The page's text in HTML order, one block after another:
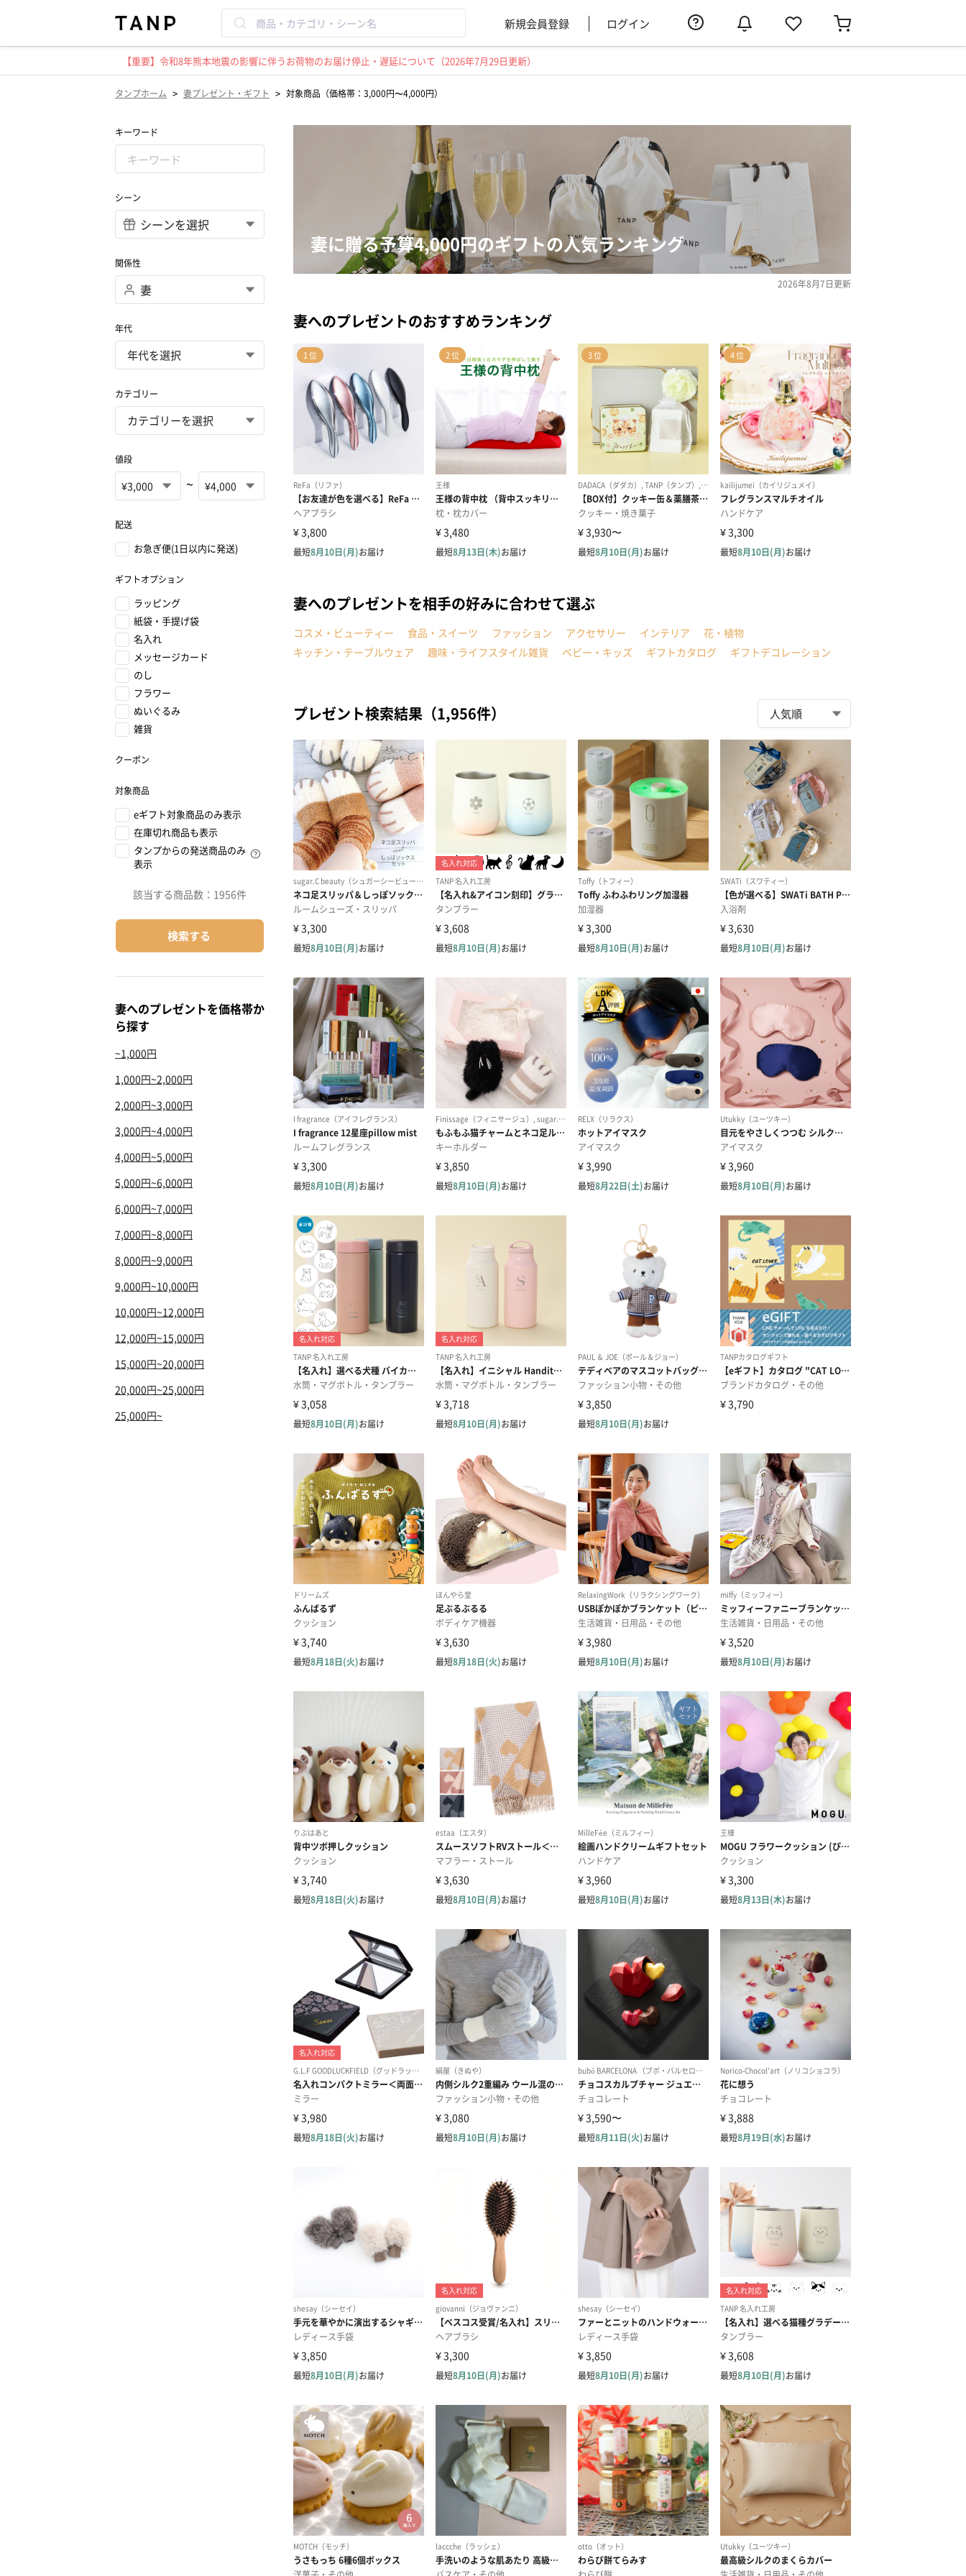
新規会員登録 ログイン
【重要】令和8年熊本地震の影響に伴うお荷物のお届け停止・遅延について（2026年7月29日更新）
タンプホーム > 妻プレゼント・ギフト > 対象商品（価格帯：3,000円〜4,000円）
キーワード
シーン
関係性
年代
カテゴリー
値段
~
配送
お急ぎ便(1日以内に発送)
ギフトオプション
ラッピング
紙袋・手提げ袋
名入れ
メッセージカード
のし
フラワー
ぬいぐるみ
雑貨
クーポン
対象商品
eギフト対象商品のみ表示
在庫切れ商品も表示
タンプからの発送商品のみ
表示
該当する商品数： 1956件
検索する
妻へのプレゼントを価格帯か
ら探す
~1,000円
1,000円~2,000円
2,000円~3,000円
3,000円~4,000円
4,000円~5,000円
5,000円~6,000円
6,000円~7,000円
7,000円~8,000円
8,000円~9,000円
9,000円~10,000円
10,000円~12,000円
12,000円~15,000円
15,000円~20,000円
20,000円~25,000円
25,000円~
妻に贈る予算4,000円のギフトの人気ランキング
2026年8月7日更新
妻へのプレゼントのおすすめランキング
妻へのプレゼントを相手の好みに合わせて選ぶ
コスメ・ビューティー 食品・スイーツ ファッション アクセサリー インテリア
花・植物
キッチン・テーブルウェア
趣味・ライフスタイル雑貨 ベビー・キッズ ギフトカタログ ギフトデコレーション
プレゼント検索結果（1,956件）